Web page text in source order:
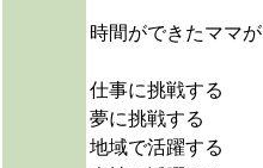
時間ができたママが
仕事に挑戦する
夢に挑戦する
地域で活躍する